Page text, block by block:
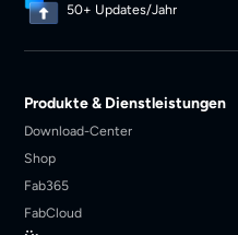
und
50+ Updates/Jahr
Produkte & Dienstleistungen
Download-Center
Shop
Fab365
FabCloud